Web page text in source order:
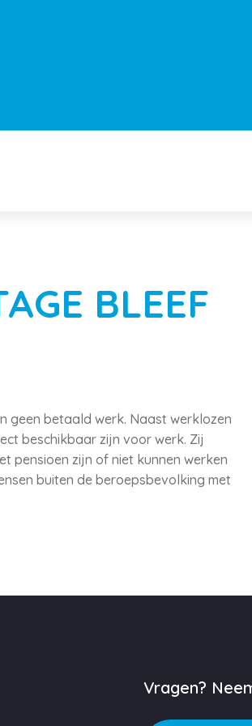
BLEEF
geen betaald werk. Naast werklozen
beschikbaar zijn voor werk. Zij
pensioen zijn of niet kunnen werken
buiten de beroepsbevolking met
Vragen?